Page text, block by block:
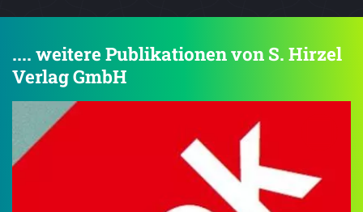
.... weitere Publikationen von S. Hirzel
Verlag GmbH